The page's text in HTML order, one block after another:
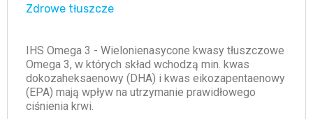
Zdrowe tłuszcze
IHS Omega 3 - Wielonienasycone kwasy tłuszczowe
Omega 3, w których skład wchodzą min. kwas
dokozaheksaenowy (DHA) i kwas eikozapentaenowy
(EPA) mają wpływ na utrzymanie prawidłowego
ciśnienia krwi.